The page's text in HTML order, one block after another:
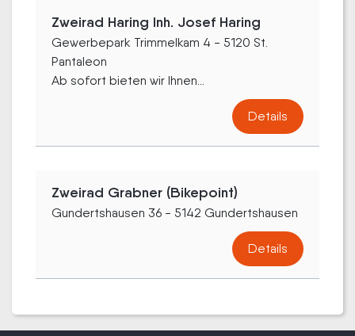
Zweirad Haring Inh. Josef Haring
Gewerbepark Trimmelkam 4 - 5120 St.
Pantaleon
Ab sofort bieten wir Ihnen...
Details
Zweirad Grabner (Bikepoint)
Gundertshausen 36 - 5142 Gundertshausen
Details